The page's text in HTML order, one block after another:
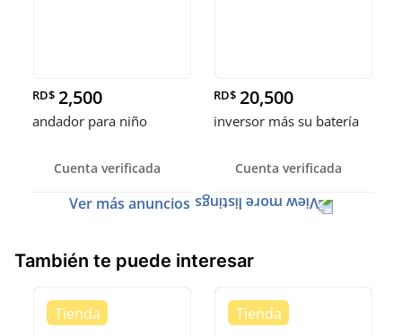
RD$ 2,500
andador para niño
Cuenta verificada
RD$ 20,500
inversor más su batería
Cuenta verificada
Ver más anuncios
También te puede interesar